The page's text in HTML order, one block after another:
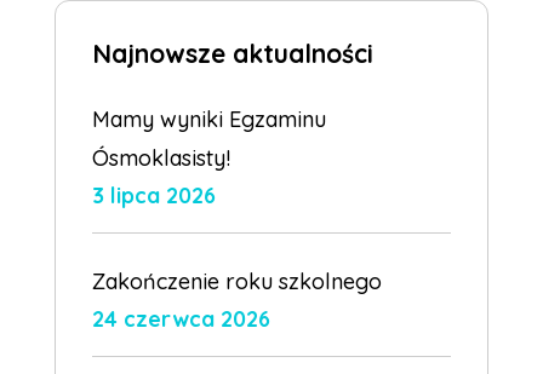
Najnowsze aktualności
Mamy wyniki Egzaminu
Ósmoklasisty!
3 lipca 2026
Zakończenie roku szkolnego
24 czerwca 2026